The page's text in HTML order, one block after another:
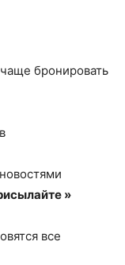
бронировать
»
все